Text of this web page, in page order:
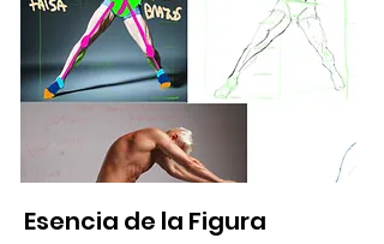
Esencia de la Figura